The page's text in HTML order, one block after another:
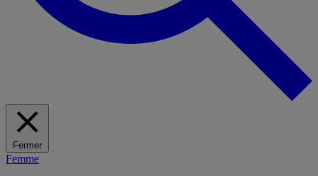
Fermer
Femme